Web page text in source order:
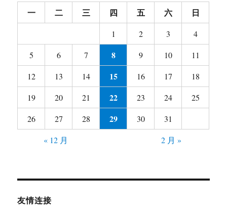
一 二 三 四 五 六 日
1 2 3
4
5
6 7 8 9 10
11
12
13 14 15 16 17
18
19
20 21 22 23 24
25
26
27 28 29 30
31
« 12 月
2 月 »
友情连接